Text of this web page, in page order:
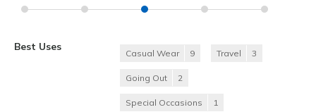
Best Uses
Casual Wear 9 Travel 3
Going Out 2
Special Occasions 1